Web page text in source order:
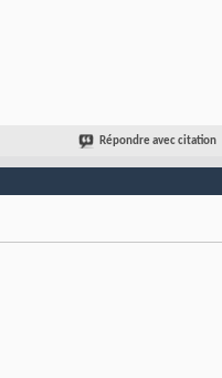
Répondre avec citation